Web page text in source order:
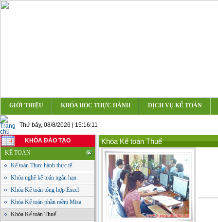
GIỚI THIỆU KHÓA HỌC THỰC HÀNH DỊCH VỤ KẾ TOÁN
Thứ bảy, 08/8/2026 | 15:16:11
KHÓA ĐÀO TẠO
KẾ TOÁN
Kế toán Thực hành thực tế
Khóa nghề kế toán ngắn hạn
Khóa Kế toán tổng hợp Excel
Khóa Kế toán phần mềm Misa
Khóa Kế toán Thuế
Khóa Kế toán Thuế